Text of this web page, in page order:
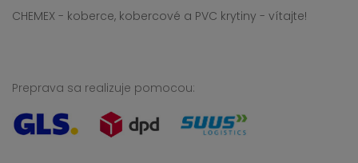
CHEMEX - koberce, kobercové a PVC krytiny - vítajte!
Preprava sa realizuje pomocou: